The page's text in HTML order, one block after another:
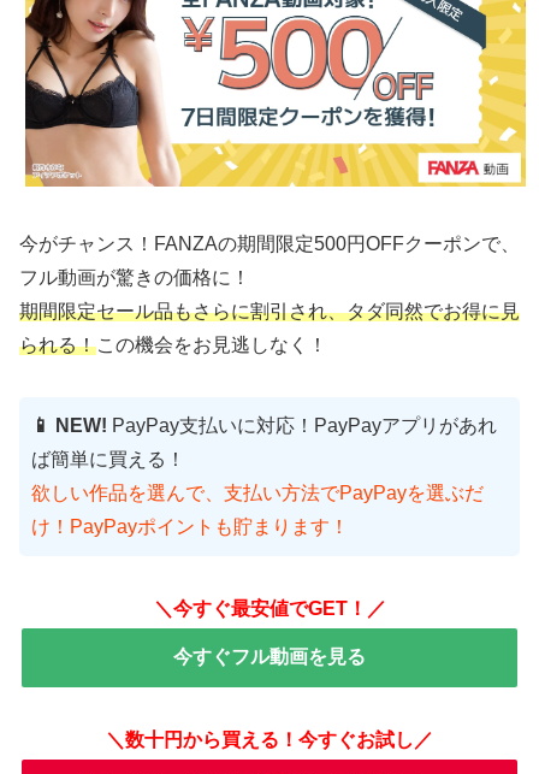
今がチャンス！FANZAの期間限定500円OFFクーポンで、
フル動画が驚きの価格に！
期間限定セール品もさらに割引され、タダ同然でお得に見
られる！この機会をお見逃しなく！
📱 NEW! PayPay支払いに対応！PayPayアプリがあれ
ば簡単に買える！
欲しい作品を選んで、支払い方法でPayPayを選ぶだ
け！PayPayポイントも貯まります！
＼今すぐ最安値でGET！／
今すぐフル動画を見る
＼数十円から買える！今すぐお試し／